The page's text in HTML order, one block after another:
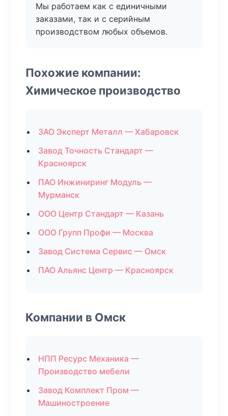
Мы работаем как с единичными
заказами, так и с серийным
производством любых объемов.
Похожие компании:
Химическое производство
ЗАО Эксперт Металл — Хабаровск
Завод Точность Стандарт —
Красноярск
ПАО Инжиниринг Модуль —
Мурманск
ООО Центр Стандарт — Казань
ООО Групп Профи — Москва
Завод Система Сервис — Омск
ПАО Альянс Центр — Красноярск
Компании в Омск
НПП Ресурс Механика —
Производство мебели
Завод Комплект Пром —
Машиностроение